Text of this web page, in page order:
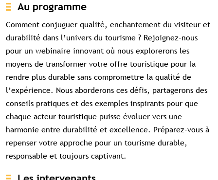
Au programme
Comment conjuguer qualité, enchantement du visiteur et
durabilité dans l’univers du tourisme ? Rejoignez-nous
pour un webinaire innovant où nous explorerons les
moyens de transformer votre offre touristique pour la
rendre plus durable sans compromettre la qualité de
l’expérience. Nous aborderons ces défis, partagerons des
conseils pratiques et des exemples inspirants pour que
chaque acteur touristique puisse évoluer vers une
harmonie entre durabilité et excellence. Préparez-vous à
repenser votre approche pour un tourisme durable,
responsable et toujours captivant.